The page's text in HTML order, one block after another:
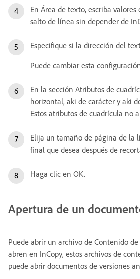
En Área de texto, escriba
salto de línea sin depender de
Especifique si la dirección del
Puede cambiar esta
En la sección Atributos de
horizontal, aki de carácter y aki
Estos atributos de cuadrícula no
Elija un tamaño de página de la
final que desea después de
Haga clic en OK.
Apertura de un
Puede abrir un archivo de Contenido
abren en InCopy, estos archivos de
puede abrir documentos de versiones